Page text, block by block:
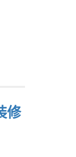
修